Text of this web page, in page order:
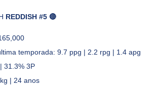
REDDISH #5 🔴
temporada: 9.7 ppg | 2.2 rpg | 1.4 apg
31.3% 3P
| 24 anos